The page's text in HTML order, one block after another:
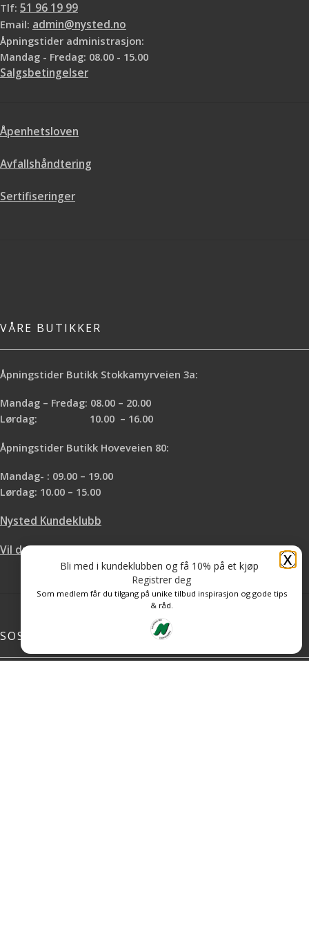
Tlf: 51 96 19 99
Email: admin@nysted.no
Åpningstider administrasjon:
Mandag - Fredag: 08.00 - 15.00
Salgsbetingelser
Åpenhetsloven
Avfallshåndtering
Sertifiseringer
VÅRE BUTIKKER
Åpningstider Butikk Stokkamyrveien 3a:
Mandag – Fredag: 08.00 – 20.00
Lørdag: 10.00 – 16.00
Åpningstider Butikk Hoveveien 80:
Mandag- : 09.00 – 19.00
Lørdag: 10.00 – 15.00
Nysted Kundeklubb
Vil du leie hos oss?
SOSIALE MEDIER
X
Bli med i kundeklubben og få 10% på et kjøp
Registrer deg
Som medlem får du tilgang på unike tilbud inspirasjon og gode tips
& råd.